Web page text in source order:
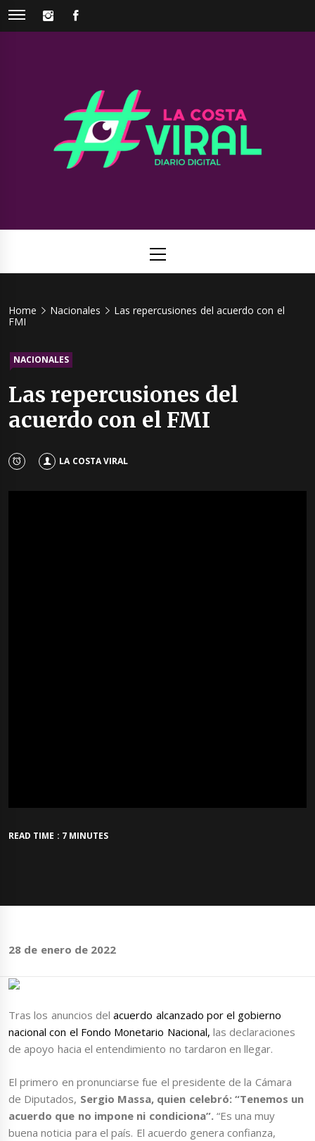
Skip
INSTAGRAM
Viral
Menu
Home Nacionales
Las repercusiones del acuerdo con el
FMI
NACIONALES
Las repercusiones del
acuerdo con el FMI
LA COSTA VIRAL
READ TIME : 7 MINUTES
28 de enero de 2022
Tras los anuncios delacuerdo alcanzado por el gobierno
nacional con el Fondo Monetario Nacional, las declaraciones
de apoyo hacia el entendimiento no tardaron en llegar.
El primero en pronunciarse fue el presidente de la Cámara
de Diputados, Sergio Massa, quien celebró: “Tenemos un
acuerdo que no impone ni condiciona”. “Es una muy
buena noticia para el país. El acuerdo genera confianza,